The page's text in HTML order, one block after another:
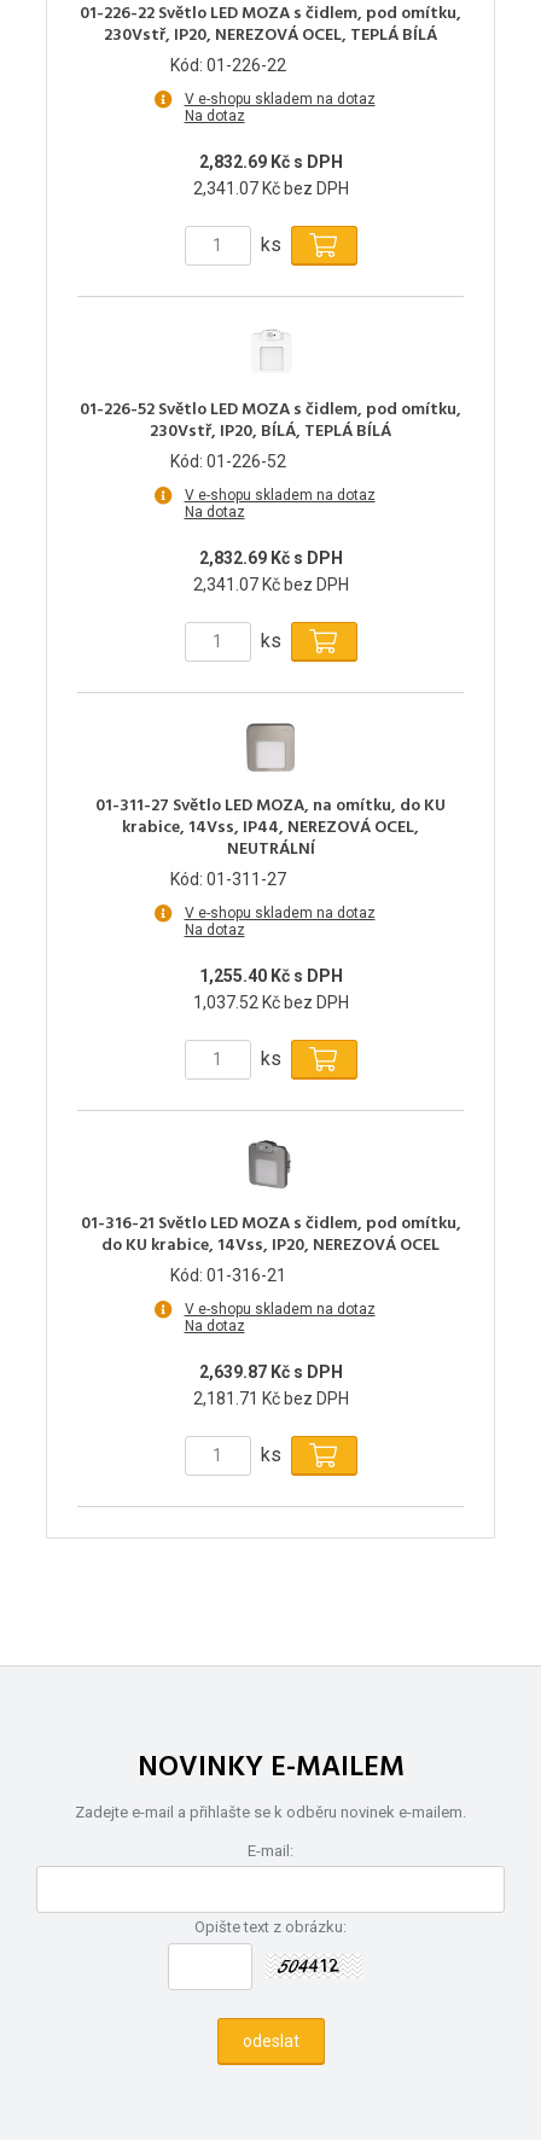
01-226-22 Světlo LED MOZA s čidlem, pod omítku,
230Vstř, IP20, NEREZOVÁ OCEL, TEPLÁ BÍLÁ
Kód: 01-226-22
V e-shopu skladem na dotaz
Na dotaz
2,832.69 Kč s DPH
2,341.07 Kč bez DPH
ks
01-226-52 Světlo LED MOZA s čidlem, pod omítku,
230Vstř, IP20, BÍLÁ, TEPLÁ BÍLÁ
Kód: 01-226-52
V e-shopu skladem na dotaz
Na dotaz
2,832.69 Kč s DPH
2,341.07 Kč bez DPH
ks
01-311-27 Světlo LED MOZA, na omítku, do KU
krabice, 14Vss, IP44, NEREZOVÁ OCEL,
NEUTRÁLNÍ
Kód: 01-311-27
V e-shopu skladem na dotaz
Na dotaz
1,255.40 Kč s DPH
1,037.52 Kč bez DPH
ks
01-316-21 Světlo LED MOZA s čidlem, pod omítku,
do KU krabice, 14Vss, IP20, NEREZOVÁ OCEL
Kód: 01-316-21
V e-shopu skladem na dotaz
Na dotaz
2,639.87 Kč s DPH
2,181.71 Kč bez DPH
ks
NOVINKY E-MAILEM
Zadejte e-mail a přihlašte se k odběru novinek e-mailem.
E-mail:
Opište text z obrázku: